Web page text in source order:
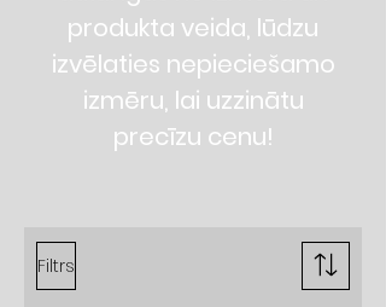
produkta veida, lūdzu
izvēlaties nepieciešamo
izmēru, lai uzzinātu
precīzu cenu!
Filtrs